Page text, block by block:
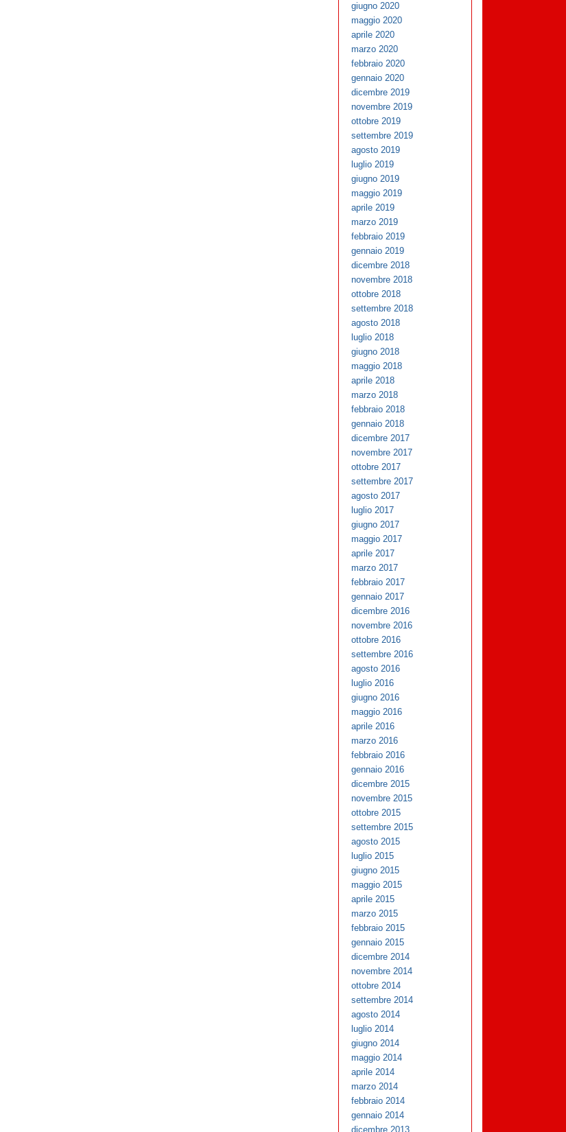
giugno 2020
maggio 2020
aprile 2020
marzo 2020
febbraio 2020
gennaio 2020
dicembre 2019
novembre 2019
ottobre 2019
settembre 2019
agosto 2019
luglio 2019
giugno 2019
maggio 2019
aprile 2019
marzo 2019
febbraio 2019
gennaio 2019
dicembre 2018
novembre 2018
ottobre 2018
settembre 2018
agosto 2018
luglio 2018
giugno 2018
maggio 2018
aprile 2018
marzo 2018
febbraio 2018
gennaio 2018
dicembre 2017
novembre 2017
ottobre 2017
settembre 2017
agosto 2017
luglio 2017
giugno 2017
maggio 2017
aprile 2017
marzo 2017
febbraio 2017
gennaio 2017
dicembre 2016
novembre 2016
ottobre 2016
settembre 2016
agosto 2016
luglio 2016
giugno 2016
maggio 2016
aprile 2016
marzo 2016
febbraio 2016
gennaio 2016
dicembre 2015
novembre 2015
ottobre 2015
settembre 2015
agosto 2015
luglio 2015
giugno 2015
maggio 2015
aprile 2015
marzo 2015
febbraio 2015
gennaio 2015
dicembre 2014
novembre 2014
ottobre 2014
settembre 2014
agosto 2014
luglio 2014
giugno 2014
maggio 2014
aprile 2014
marzo 2014
febbraio 2014
gennaio 2014
dicembre 2013